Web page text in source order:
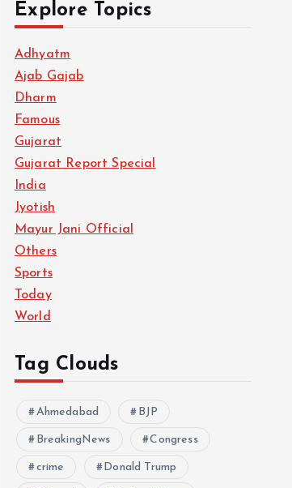
Explore Topics
Adhyatm
Ajab Gajab
Dharm
Famous
Gujarat
Gujarat Report Special
India
Jyotish
Mayur Jani Official
Others
Sports
Today
World
Tag Clouds
Ahmedabad BJP
BreakingNews Congress
crime Donald Trump